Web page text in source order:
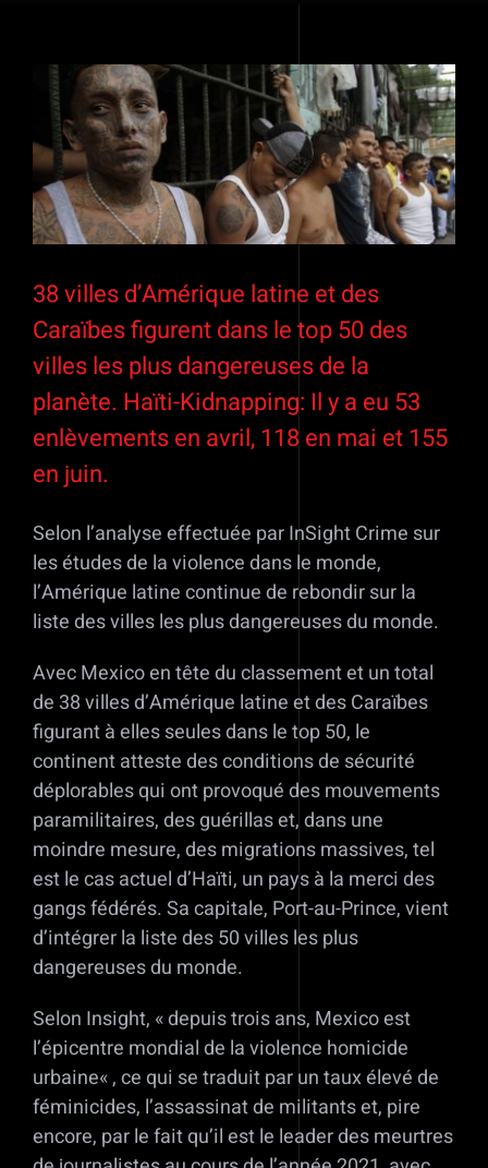
Voir
l'image
agrandie
38 villes d’Amérique latine et des
Caraïbes figurent dans le top 50 des
villes les plus dangereuses de la
planète. Haïti-Kidnapping: Il y a eu 53
enlèvements en avril, 118 en mai et 155
en juin.
Selon l’analyse effectuée par InSight Crime sur
les études de la violence dans le monde,
l’Amérique latine continue de rebondir sur la
liste des villes les plus dangereuses du monde.
Avec Mexico en tête du classement et un total
de 38 villes d’Amérique latine et des Caraïbes
figurant à elles seules dans le top 50, le
continent atteste des conditions de sécurité
déplorables qui ont provoqué des mouvements
paramilitaires, des guérillas et, dans une
moindre mesure, des migrations massives, tel
est le cas actuel d’Haïti, un pays à la merci des
gangs fédérés. Sa capitale, Port-au-Prince, vient
d’intégrer la liste des 50 villes les plus
dangereuses du monde.
Selon Insight, « depuis trois ans, Mexico est
l’épicentre mondial de la violence homicide
urbaine« , ce qui se traduit par un taux élevé de
féminicides, l’assassinat de militants et, pire
encore, par le fait qu’il est le leader des meurtres